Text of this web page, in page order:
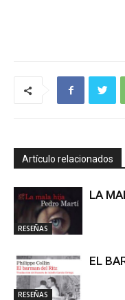
Artículo relacionados
RESEÑAS
LA
RESEÑAS
EL